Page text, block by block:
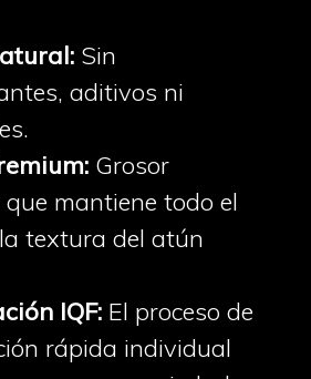
Sin
aditivos ni
Grosor
mantiene todo el
textura del atún
IQF: El proceso de
rápida individual